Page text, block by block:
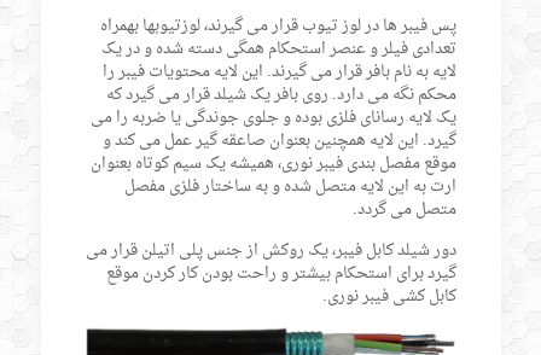
پس فیبر ها در لوز تیوب قرار می گیرند، لوزتیوبها بهمراه
تعدادی فیلر و عنصر استحکام همگی دسته شده و در یک
لایه به نام بافر قرار می گیرند. این لایه محتویات فیبر را
محکم نگه می دارد. روی بافر یک شیلد قرار می گیرد که
یک لایه رسانای فلزی بوده و جلوی جوندگی یا ضربه را می
گیرد. این لایه همچنین بعنوان صاعقه گیر عمل می کند و
موقع مفصل بندی فیبر نوری، همیشه یک سیم کوتاه بعنوان
ارت به این لایه متصل شده و به ساختار فلزی مفصل
متصل می گردد.
دور شیلد کابل فیبر، یک روکش از جنس پلی اتیلن قرار می
گیرد برای استحکام بیشتر و راحت بودن کار کردن موقع
کابل کشی فیبر نوری.